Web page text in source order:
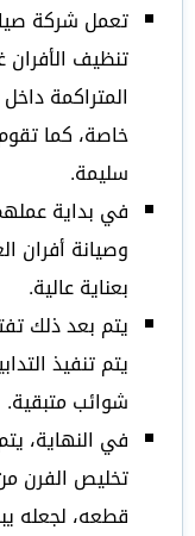
تعمل شركة
تنظيف الأفران
المتراكمة
خاصة، كما
سليمة.
في بداية
وصيانة أفران
بعناية عالية.
يتم بعد ذلك
يتم تنفيذ
شوائب متبقية.
في النهاية،
تخليص الفرن
قطعه، لجعله